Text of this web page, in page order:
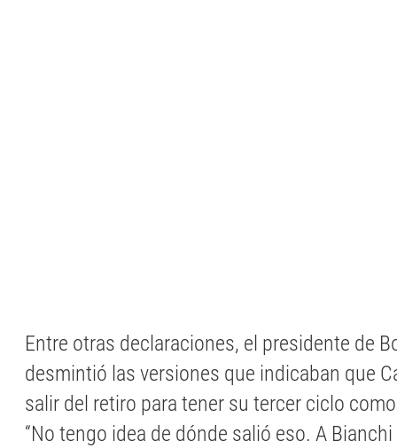
Entre otras declaraciones, el presidente de
desmintió las versiones que indicaban que
salir del retiro para tener su tercer ciclo
“No tengo idea de dónde salió eso. A